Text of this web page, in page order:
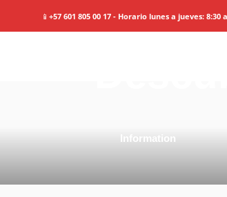
📱 +57 601 805 00 17 - Horario lunes a jueves:
Information